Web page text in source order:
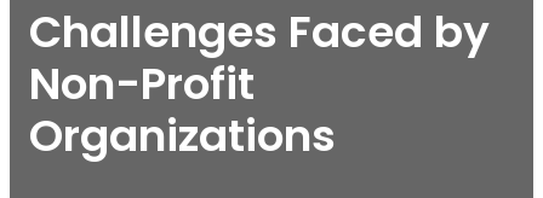
Challenges Faced by
Non-Profit
Organizations